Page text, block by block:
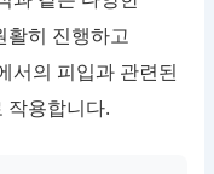
활히 진행하고
서의 피입과 관련된
작용합니다.